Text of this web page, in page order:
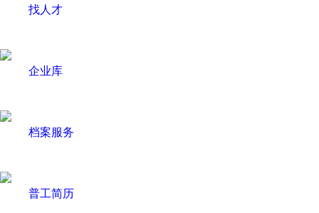
找人才
企业库
档案服务
普工简历